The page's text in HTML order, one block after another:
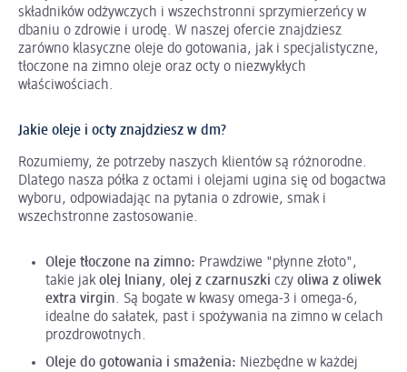
składników odżywczych i wszechstronni sprzymierzeńcy w
dbaniu o zdrowie i urodę. W naszej ofercie znajdziesz
zarówno klasyczne oleje do gotowania, jak i specjalistyczne,
tłoczone na zimno oleje oraz octy o niezwykłych
właściwościach.
Jakie oleje i octy znajdziesz w dm?
Rozumiemy, że potrzeby naszych klientów są różnorodne.
Dlatego nasza półka z octami i olejami ugina się od bogactwa
wyboru, odpowiadając na pytania o zdrowie, smak i
wszechstronne zastosowanie.
Oleje tłoczone na zimno: Prawdziwe "płynne złoto",
takie jakolej lniany, olej z czarnuszki czy oliwa z oliwek
extra virgin. Są bogate w kwasy omega-3 i omega-6,
idealne do sałatek, past i spożywania na zimno w celach
prozdrowotnych.
Oleje do gotowania i smażenia: Niezbędne w każdej